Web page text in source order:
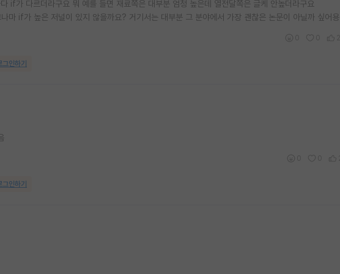
if가 다르더라구요 뭐 예를 들면 재료쪽은 대부분 엄청 높은데 열전달쪽은 글케 안높더라구요
마 if가 높은 저널이 있지 않을까요? 거기서는 대부분 그 분야에서 가장 괜찮은 논문이 아닐까 싶어용
그인하기
그인하기